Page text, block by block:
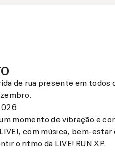
de rua presente em
momento de vibração e
com música, bem-
o ritmo da LIVE! RUN XP.